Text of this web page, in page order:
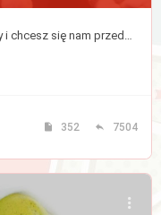
Napisz w tym dziale, jeśli jesteś tutaj nowy i chcesz się nam przedstawić, bądź zapoznać z pozostałymi uczestnikami forum.
352 7504